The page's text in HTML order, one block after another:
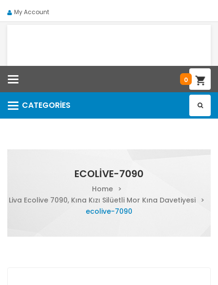
My Account
0
CATEGORIES
Categories
ECOLIVE-7090
Home
>
Liva Ecolive 7090, Kına Kızı Silüetli Mor Kına Davetiyesi >
ecolive-7090